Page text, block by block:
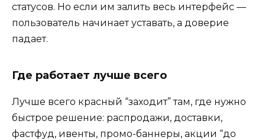
статусов. Но если им залить весь интерфейс —
пользователь начинает уставать, а доверие
падает.
Где работает лучше всего
Лучше всего красный “заходит” там, где нужно
быстрое решение: распродажи, доставки,
фастфуд, ивенты, промо-баннеры, акции “до